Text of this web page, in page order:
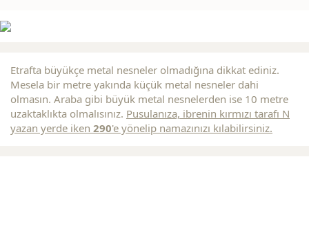
Etrafta büyükçe metal nesneler olmadığına dikkat ediniz.
Mesela bir metre yakında küçük metal nesneler dahi
olmasın. Araba gibi büyük metal nesnelerden ise 10 metre
uzaktaklıkta olmalısınız. Pusulanıza, ibrenin kırmızı tarafı N
yazan yerde iken 290'e yönelip namazınızı kılabilirsiniz.